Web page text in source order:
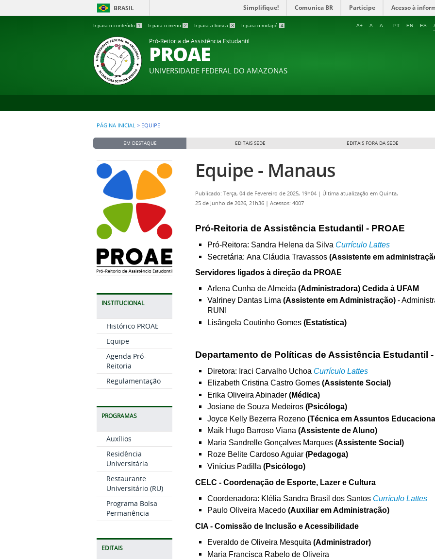
BRASIL Simplifique! Comunica BR Participe Acesso à
Ir para o conteúdo 1 Ir para o menu 2 Ir para a busca 3 Ir para o rodapé 4 A+ A A- PT EN ES
Pró-Reitoria de Assistência Estudantil
PROAE
UNIVERSIDADE FEDERAL DO AMAZONAS
PÁGINA INICIAL > EQUIPE
EM DESTAQUE EDITAIS SEDE EDITAIS FORA DA SEDE
INSTITUCIONAL
Histórico PROAE
Equipe
Agenda Pró-
Reitoria
Regulamentação
PROGRAMAS
Auxílios
Residência
Universitária
Restaurante
Universitário (RU)
Programa Bolsa
Permanência
EDITAIS
Equipe - Manaus
Publicado: Terça, 04 de Fevereiro de 2025, 19h04 | Última atualização em Quinta,
25 de Junho de 2026, 21h36 | Acessos: 4007
Pró-Reitoria de Assistência Estudantil - PROAE
Pró-Reitora: Sandra Helena da Silva Currículo Lattes
Secretária: Ana Cláudia Travassos (Assistente em
Servidores ligados à direção da PROAE
Arlena Cunha de Almeida (Administradora) Cedida à UFAM
Valriney Dantas Lima (Assistente em Administração) -
RUNI
Lisângela Coutinho Gomes (Estatística)
Departamento de Políticas de Assistência Estudantil -
Diretora: Iraci Carvalho Uchoa Currículo Lattes
Elizabeth Cristina Castro Gomes (Assistente Social)
Erika Oliveira Abinader (Médica)
Josiane de Souza Medeiros (Psicóloga)
Joyce Kelly Bezerra Rozeno (Técnica em Assuntos
Maik Hugo Barroso Viana (Assistente de Aluno)
Maria Sandrelle Gonçalves Marques (Assistente Social)
Roze Belite Cardoso Aguiar (Pedagoga)
Vinícius Padilla (Psicólogo)
CELC - Coordenação de Esporte, Lazer e Cultura
Coordenadora: Klélia Sandra Brasil dos Santos Currículo Lattes
Paulo Oliveira Macedo (Auxiliar em Administração)
CIA - Comissão de Inclusão e Acessibilidade
Everaldo de Oliveira Mesquita (Administrador)
Maria Francisca Rabelo de Oliveira